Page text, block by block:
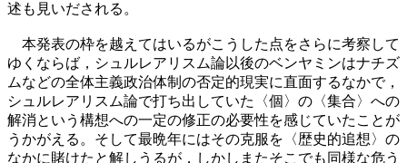
述も見いだされる。
本発表の枠を越えてはいるがこうした点をさらに考察して
ゆくならば，シュルレアリスム論以後のベンヤミンはナチズ
ムなどの全体主義政治体制の否定的現実に直面するなかで，
シュルレアリスム論で打ち出していた〈個〉の〈集合〉への
解消という構想への一定の修正の必要性を感じていたことが
うかがえる。そして最晩年にはその克服を〈歴史的追想〉の
なかに賭けたと解しうるが，しかしまたそこでも同様な危う